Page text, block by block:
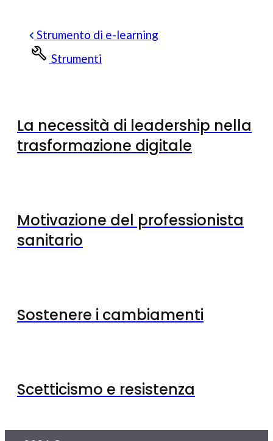
Strumento di e-learning
Strumenti
La necessità di leadership nella
trasformazione digitale
Motivazione del professionista
sanitario
Sostenere i cambiamenti
Scetticismo e resistenza